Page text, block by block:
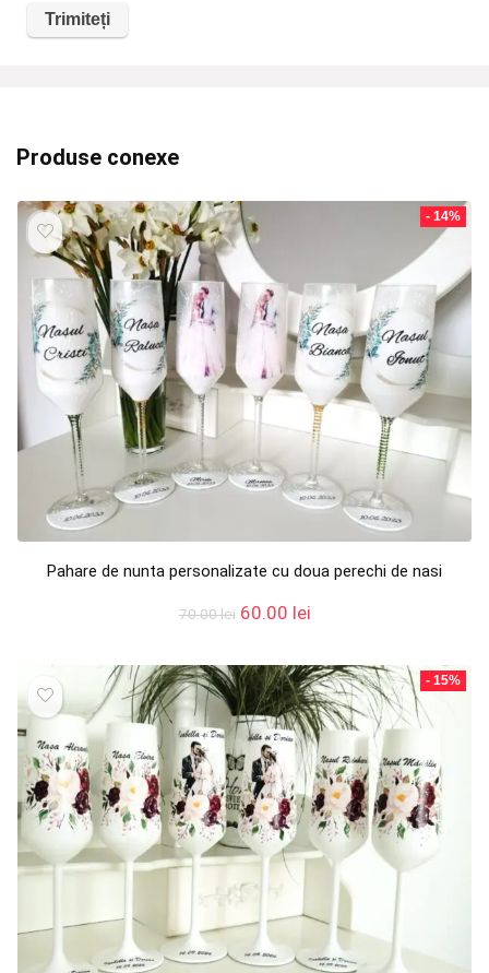
Produse conexe
- 14%
Pahare de nunta personalizate cu doua perechi de nasi
70.00lei Prețul
fost:
70.00 lei.
60.00 leiPrețul
60.00 lei.
- 15%